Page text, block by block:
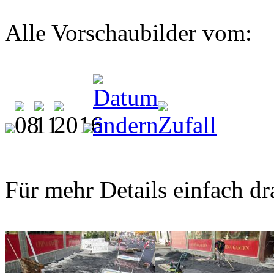
Alle Vorschaubilder vom:
Für mehr Details einfach